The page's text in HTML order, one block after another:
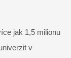
jak 1,5 milionu
v